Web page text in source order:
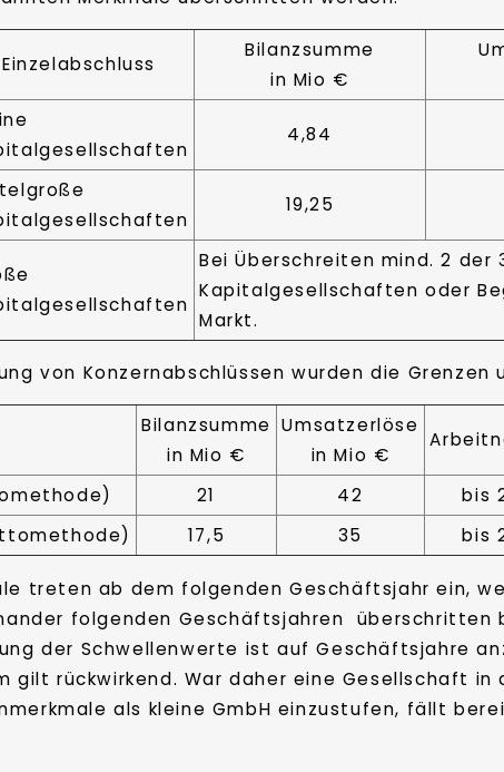
Einzelabschluss
Bilanzsumme
in Mio €
4,84
19,25
Bei Überschreiten mind. 2
Kapitalgesellschaften oder
Markt.
von Konzernabschlüssen wurden die Grenzen
Bilanzsumme
in Mio €
Umsatzerlöse
in Mio €
21 42
bis
17,5 35 bis
treten ab dem folgenden Geschäftsjahr ein,
folgenden Geschäftsjahren überschritten
der Schwellenwerte ist auf Geschäftsjahre
gilt rückwirkend. War daher eine Gesellschaft in
als kleine GmbH einzustufen, fällt